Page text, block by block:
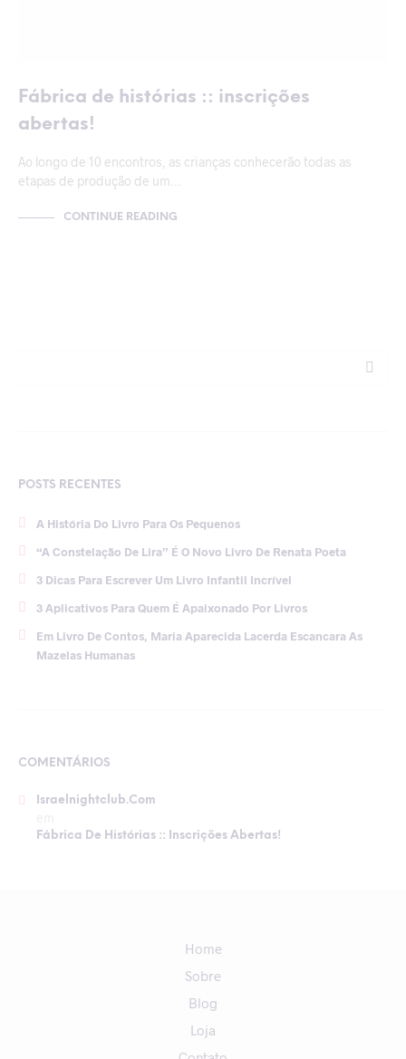
Fábrica de histórias :: inscrições
abertas!
Ao longo de 10 encontros, as crianças conhecerão todas as
etapas de produção de um…
CONTINUE READING
POSTS RECENTES
A História Do Livro Para Os Pequenos
“A Constelação De Lira” É O Novo Livro De Renata Poeta
3 Dicas Para Escrever Um Livro Infantil Incrível
3 Aplicativos Para Quem É Apaixonado Por Livros
Em Livro De Contos, Maria Aparecida Lacerda Escancara As
Mazelas Humanas
COMENTÁRIOS
Israelnightclub.com
Fábrica De Histórias :: Inscrições Abertas!
Home
Sobre
Blog
Loja